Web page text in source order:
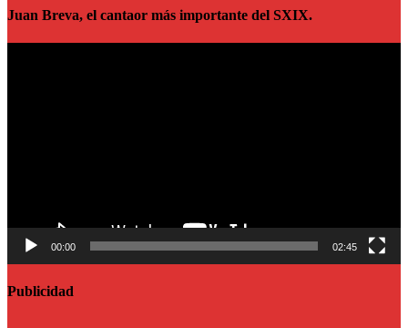
Juan Breva, el cantaor más importante del SXIX.
00:00 02:45
Publicidad